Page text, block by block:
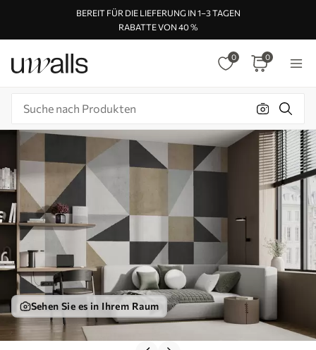
BEREIT FÜR DIE LIEFERUNG IN 1–3 TAGEN
RABATTE VON 40 %
0 0
Sehen Sie es in Ihrem Raum